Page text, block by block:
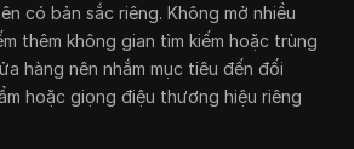
có bản sắc riêng. Không mở nhiều
thêm không gian tìm kiếm hoặc trùng
hàng nên nhắm mục tiêu đến đối
hoặc giọng điệu thương hiệu riêng